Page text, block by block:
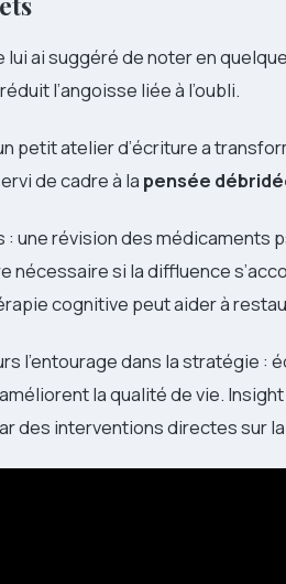
lui ai suggéré de noter en
l’angoisse liée à l’oubli.
petit atelier d’écriture a
de cadre à la pensée
une révision des médicaments
nécessaire si la diffluence
cognitive peut aider à
l’entourage dans la stratégie
la qualité de vie.
des interventions directes sur